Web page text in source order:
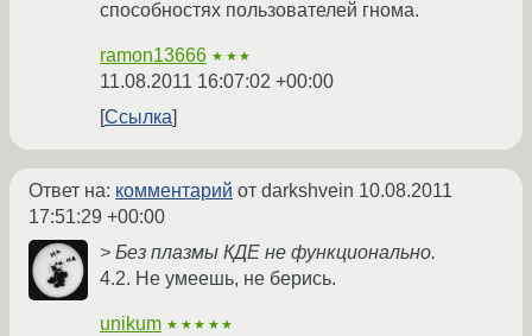
способностях пользователей гнома.
ramon13666 ★★★
11.08.2011 16:07:02 +00:00
Ссылка
Ответ на: комментарий от darkshvein 10.08.2011
17:51:29 +00:00
> Без плазмы КДЕ не функционально.
4.2. Не умеешь, не берись.
unikum ★★★★★